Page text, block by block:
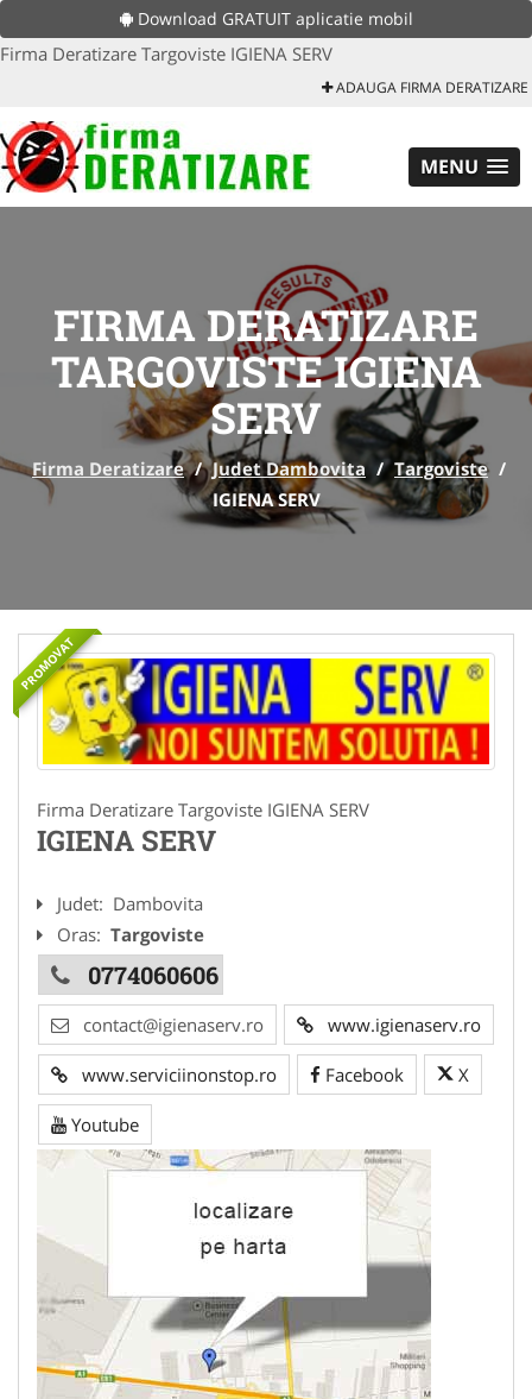
Download GRATUIT aplicatie mobil
Firma Deratizare Targoviste IGIENA SERV
ADAUGA FIRMA DERATIZARE
MENU
FIRMA DERATIZARE
TARGOVISTE IGIENA
SERV
Firma Deratizare / Judet Dambovita / Targoviste /
IGIENA SERV
PROMOVAT
Firma Deratizare Targoviste IGIENA SERV
IGIENA SERV
Judet: Dambovita
Oras: Targoviste
0774060606
contact@igienaserv.ro www.igienaserv.ro
www.serviciinonstop.ro Facebook X
Youtube